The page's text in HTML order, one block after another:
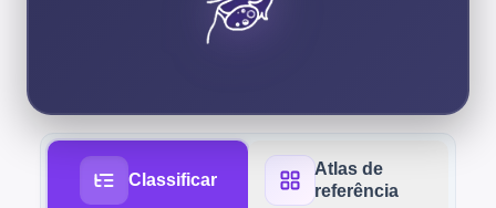
Classificar
Atlas de
referência